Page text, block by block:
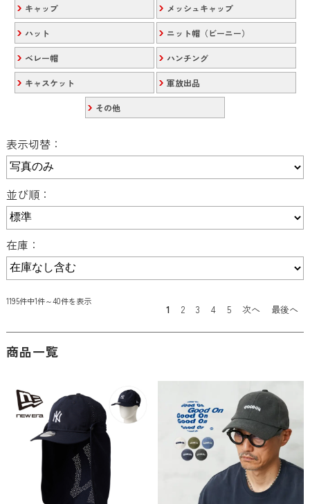
キャップ メッシュキャップ
ハット ニット帽（ビーニー）
ベレー帽 ハンチング
キャスケット 軍放出品
その他
表示切替：
並び順：
在庫：
1195件中1件～40件を表示
1 2 3 4 5 次へ 最後へ
商品一覧